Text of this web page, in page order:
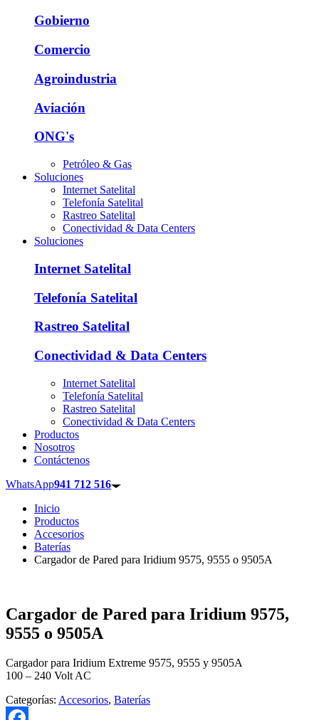
Gobierno
Comercio
Agroindustria
Aviación
ONG's
Petróleo & Gas
Soluciones
Internet Satelital
Telefonía Satelital
Rastreo Satelital
Conectividad & Data Centers
Soluciones
Internet Satelital
Telefonía Satelital
Rastreo Satelital
Conectividad & Data Centers
Internet Satelital
Telefonía Satelital
Rastreo Satelital
Conectividad & Data Centers
Productos
Nosotros
Contáctenos
WhatsApp941 712 516
Inicio
Productos
Accesorios
Baterías
Cargador de Pared para Iridium 9575, 9555 o 9505A
Cargador de Pared para Iridium 9575,
9555 o 9505A
Cargador para Iridium Extreme 9575, 9555 y 9505A
100 – 240 Volt AC
Categorías: Accesorios, Baterías